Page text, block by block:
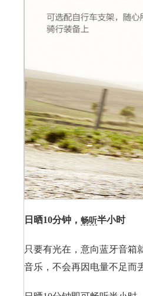
日晒10分钟， 畅听半小时
只要有光在，意向蓝牙音箱
音乐，不会再因电量不足而